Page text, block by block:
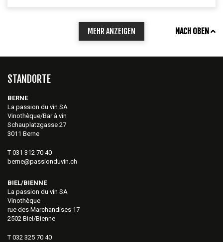
MEHR ANZEIGEN NACH OBEN
STANDORTE
BERNE
La passion du vin SA
Vinothèque/Bar à vin
Schauplatzgasse 27
3011 Berne
T 031 312 70 40
berne@passionduvin.ch
BIEL/BIENNE
La passion du vin SA
Vinothèque
rue des Marchandises 17
2502 Biel/Bienne
T 032 325 70 40